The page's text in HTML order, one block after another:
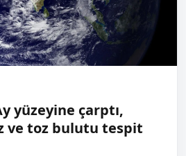
yüzeyine çarptı,
ve toz bulutu tespit